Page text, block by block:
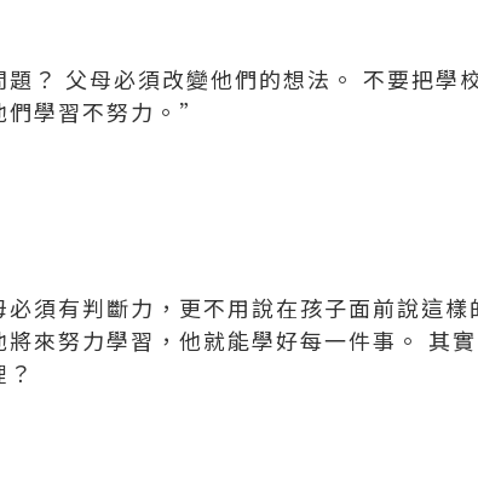
題？ 父母必須改變他們的想法。 不要把
學習不努力。”
須有判斷力，更不用說在孩子面前說這
來努力學習，他就能學好每一件事。 其